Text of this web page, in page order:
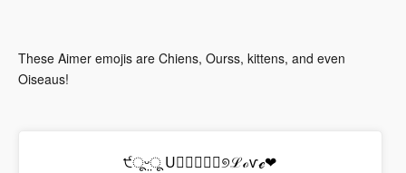
These Aimer emojis are Chiens, Ourss, kittens, and even
Oiseaus!
੯ूᵕ̤ू U॒॒॒॒॒୭ℒℴѵℯ❤